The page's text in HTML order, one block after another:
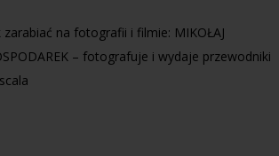
zarabiać na fotografii i filmie: MIKOŁAJ
– fotografuje i wydaje przewodniki